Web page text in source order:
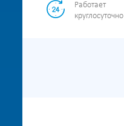
Работает
круглосуточно